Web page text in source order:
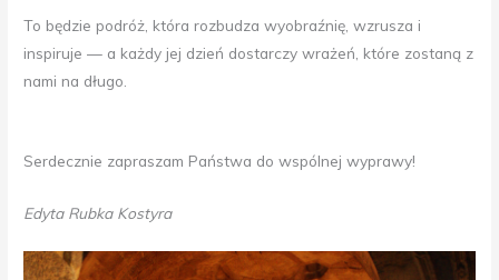
To będzie podróż, która rozbudza wyobraźnię, wzrusza i
inspiruje — a każdy jej dzień dostarczy wrażeń, które zostaną z
nami na długo.
Serdecznie zapraszam Państwa do wspólnej wyprawy!
Edyta Rubka Kostyra